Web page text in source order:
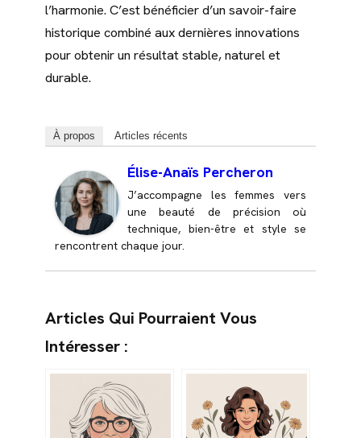
l’harmonie. C’est bénéficier d’un savoir-faire
historique combiné aux dernières innovations
pour obtenir un résultat stable, naturel et
durable.
À propos Articles récents
Élise-Anaïs Percheron
J’accompagne les femmes vers
une beauté de précision où
technique, bien-être et style se
rencontrent chaque jour.
Articles Qui Pourraient Vous
Intéresser :